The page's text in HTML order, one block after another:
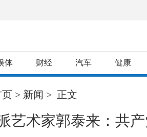
体 财经 汽车 健康
> 新闻 > 正文
艺术家郭泰来：共